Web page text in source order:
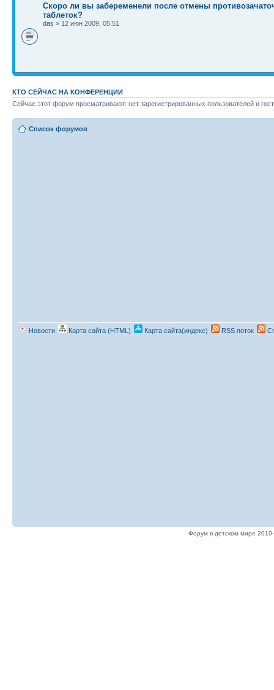
Скоро ли вы забеременели после отмены
таблеток?
das » 12 июн 2009, 05:51
КТО СЕЙЧАС НА КОНФЕРЕНЦИИ
Сейчас этот форум просматривают: нет зарегистрированных пользователей и
Список форумов
Новости Карта сайта (HTML) Карта сайта(индекс) RSS поток
Форум в детском мире